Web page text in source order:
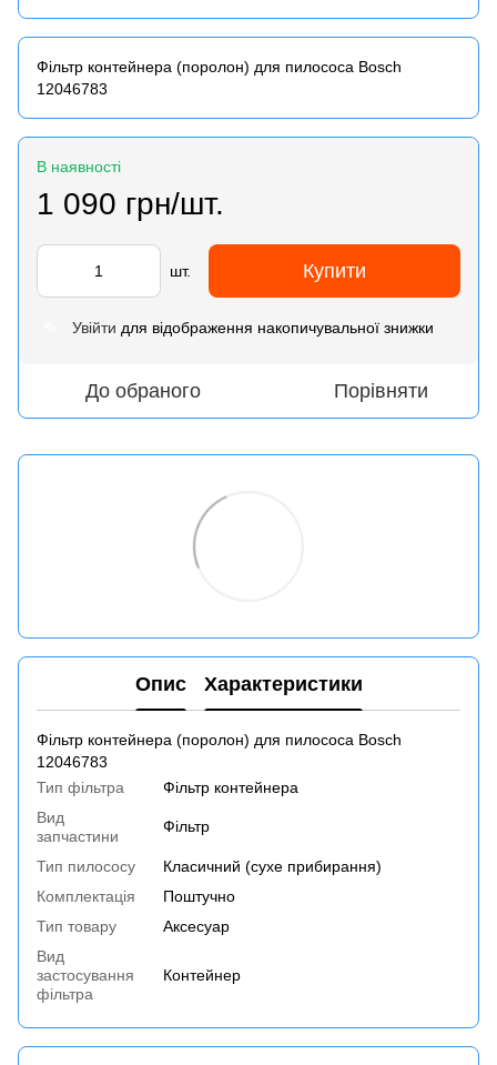
Фільтр контейнера (поролон) для пилососа Bosch
12046783
В наявності
1 090 грн/шт.
шт. Купити
Увійти для відображення накопичувальної знижки
До обраного Порівняти
Опис Характеристики
Фільтр контейнера (поролон) для пилососа Bosch
12046783
Тип фільтра
Фільтр контейнера
Вид
запчастини
Фільтр
Тип пилососу
Класичний (сухе прибирання)
Комплектація
Поштучно
Тип товару
Аксесуар
Вид
застосування
фільтра
Контейнер